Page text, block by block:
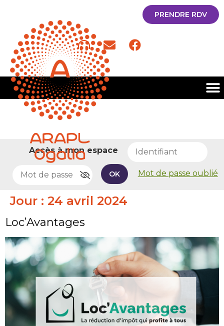
PRENDRE RDV
Accès à mon espace
OK Mot de passe oublié
Jour : 24 avril 2024
Loc’Avantages